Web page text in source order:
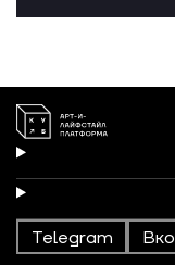
Telegram